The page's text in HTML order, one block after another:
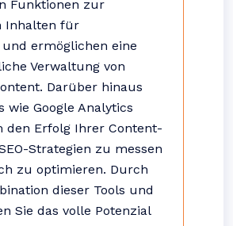
Funktionen zur
Inhalten für
ermöglichen eine
Verwaltung von
Darüber hinaus
wie Google Analytics
den Erfolg Ihrer Content-
Strategien zu messen
zu optimieren. Durch
dieser Tools und
Sie das volle Potenzial